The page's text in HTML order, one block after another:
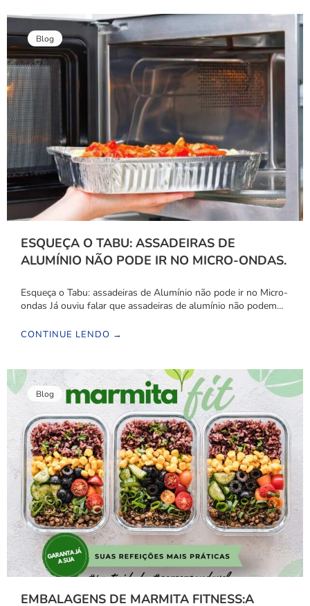
Blog
ESQUEÇA O TABU: ASSADEIRAS DE
ALUMÍNIO NÃO PODE IR NO MICRO-ONDAS.
Esqueça o Tabu: assadeiras de Alumínio não pode ir no Micro-
ondas Já ouviu falar que assadeiras de alumínio não podem…
CONTINUE LENDO →
Blog
EMBALAGENS DE MARMITA FITNESS:A